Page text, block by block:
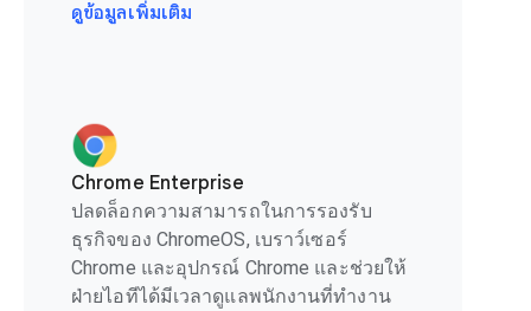
ดูข้อมูลเพิ่มเติม
Chrome Enterprise
ปลดล็อกความสามารถในการรองรับ
ธุรกิจของ ChromeOS, เบราว์เซอร์
Chrome และอุปกรณ์ Chrome และช่วยให้
ฝ่ายไอทีได้มีเวลาดูแลพนักงานที่ทำงาน